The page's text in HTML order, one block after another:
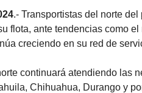
.- Transportistas del norte
flota, ante tendencias como
creciendo en su red de
continuará atendiendo las
Chihuahua, Durango y